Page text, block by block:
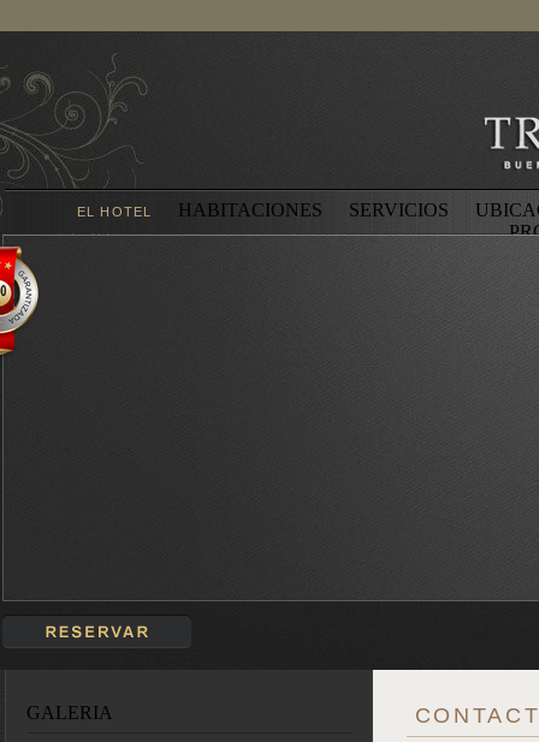
EL HOTEL HABITACIONES SERVICIOS
GALERIA